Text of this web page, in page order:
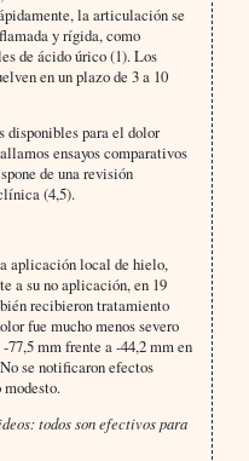
la articulación se
y rígida, como
de ácido úrico (1). Los
en un plazo de 3 a 10
disponibles para el dolor
ensayos comparativos
de una revisión
(4,5).
aplicación local de hielo,
a su no aplicación, en 19
recibieron tratamiento
fue mucho menos severo
mm frente a -44,2 mm en
se notificaron efectos
todos son efectivos para